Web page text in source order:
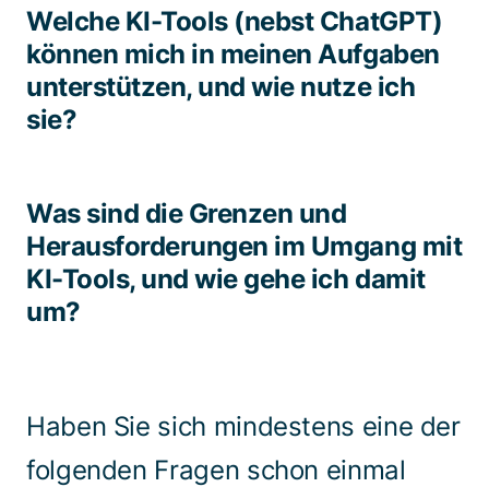
Welche KI-Tools (nebst ChatGPT)
können mich in meinen Aufgaben
unterstützen, und wie nutze ich
sie?
Was sind die Grenzen und
Herausforderungen im Umgang mit
KI-Tools, und wie gehe ich damit
um?
Haben Sie sich mindestens eine der
folgenden Fragen schon einmal